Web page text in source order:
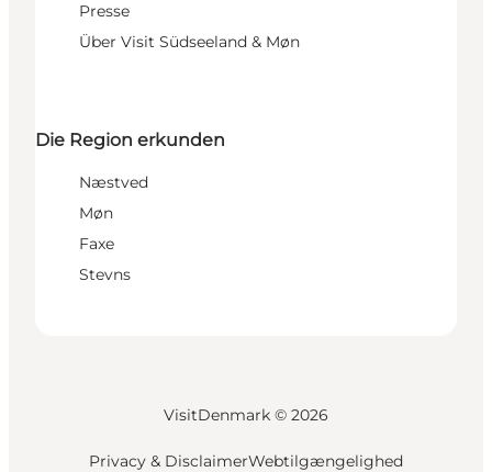
Presse
Über Visit Südseeland & Møn
Die Region erkunden
Næstved
Møn
Faxe
Stevns
VisitDenmark © 2026
Privacy & DisclaimerWebtilgængelighed